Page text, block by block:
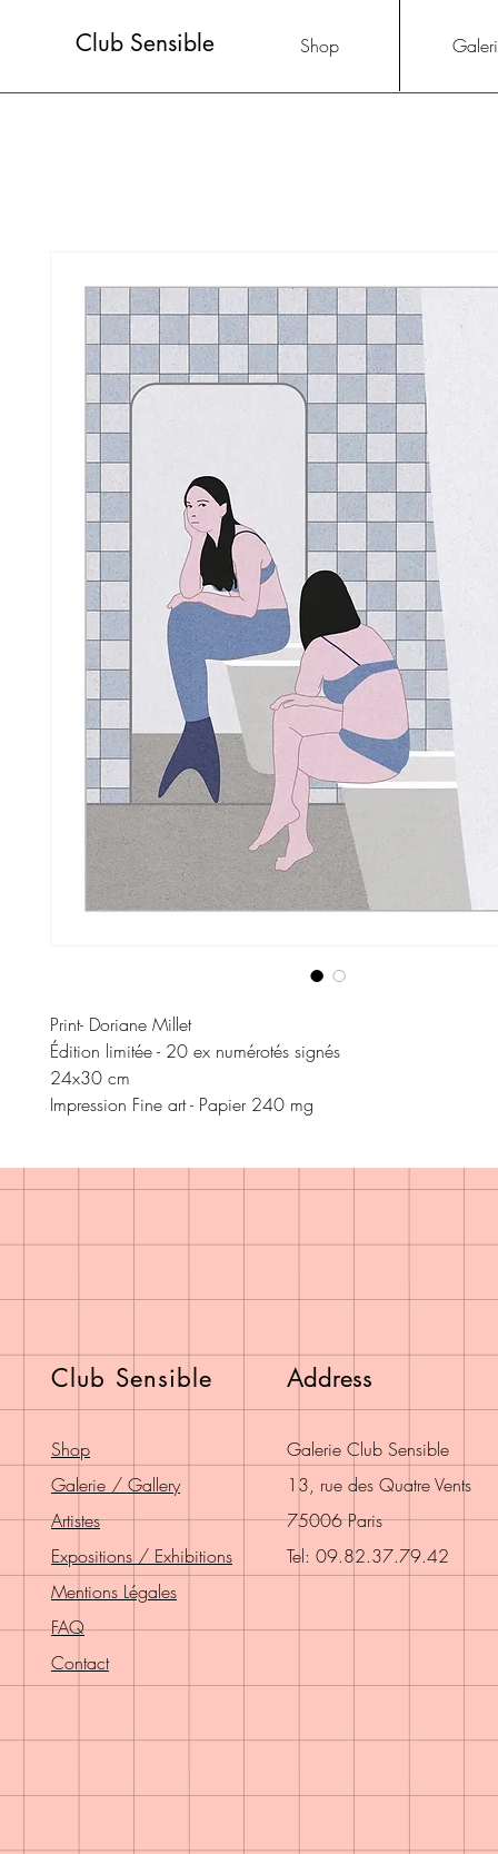
Club Sensible Shop
Print- Doriane Millet
Édition limitée - 20 ex numérotés signés
24x30 cm
Impression Fine art - Papier 240 mg
Club Sensible
Shop
Galerie / Gallery
Artistes
Expositions / Exhibitions
Mentions Légales
FAQ
Contact
Address
Galerie Club Sensible
13, rue des Quatre Vents
75006 Paris
Tel: 09.82.37.79.42